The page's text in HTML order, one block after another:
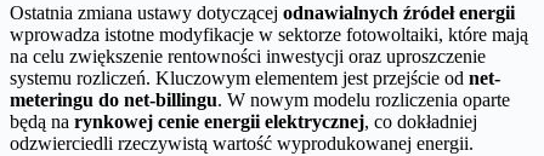
Ostatnia zmiana ustawy dotyczącej odnawialnych źródeł energii
wprowadza istotne modyfikacje w sektorze fotowoltaiki, które mają
na celu zwiększenie rentowności inwestycji oraz uproszczenie
systemu rozliczeń. Kluczowym elementem jest przejście od net-
meteringu do net-billingu. W nowym modelu rozliczenia oparte
będą na rynkowej cenie energii elektrycznej, co dokładniej
odzwierciedli rzeczywistą wartość wyprodukowanej energii.